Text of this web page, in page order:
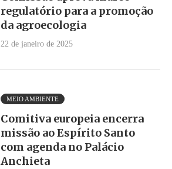
regulatório para a promoção
da agroecologia
22 de janeiro de 2025
MEIO AMBIENTE
Comitiva europeia encerra
missão ao Espírito Santo
com agenda no Palácio
Anchieta